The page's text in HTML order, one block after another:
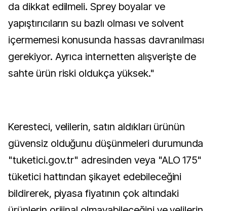
da dikkat edilmeli. Sprey boyalar ve
yapıştırıcıların su bazlı olması ve solvent
içermemesi konusunda hassas davranılması
gerekiyor. Ayrıca internetten alışverişte de
sahte ürün riski oldukça yüksek."
Keresteci, velilerin, satın aldıkları ürünün
güvensiz olduğunu düşünmeleri durumunda
"tuketici.gov.tr" adresinden veya "ALO 175"
tüketici hattından şikayet edebileceğini
bildirerek, piyasa fiyatının çok altındaki